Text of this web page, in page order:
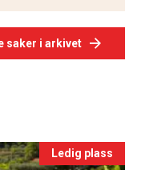
saker i arkivet
Ledig plass